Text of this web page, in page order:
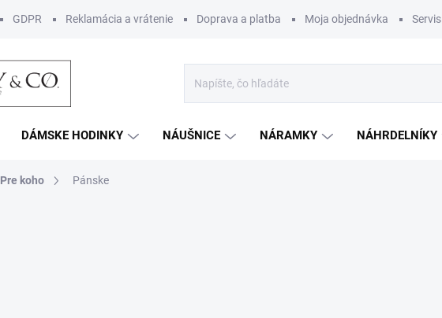
GDPR Reklamácia a vrátenie Doprava a platba Moja objednávka Servis
DÁMSKE HODINKY NÁUŠNICE NÁRAMKY NÁHRDELNÍKY
Pre koho Pánske